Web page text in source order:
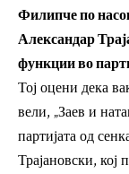
Филипче по
Александар
функции во
Тој оцени дека
вели, „Заев и
партијата од
Трајановски, кој